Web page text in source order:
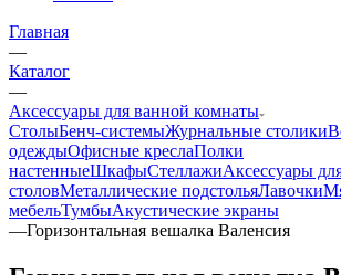
Главная
—
Каталог
—
Аксессуары для ванной комнаты
СтолыБенч-системыЖурнальные столики
одеждыОфисные креслаПолки
настенныеШкафыСтеллажиАксессуары
столовМеталлические подстольяЛавочки
мебельТумбыАкустические экраны
—Горизонтальная вешалка Валенсия